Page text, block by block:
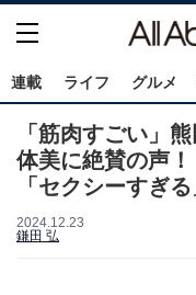
連載 ライフ グルメ
「筋肉すごい」
体美に絶賛の声！
「セクシーすぎる
2024.12.23
鎌田 弘